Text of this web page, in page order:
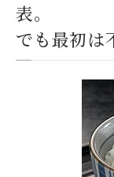
表。
でも最初は